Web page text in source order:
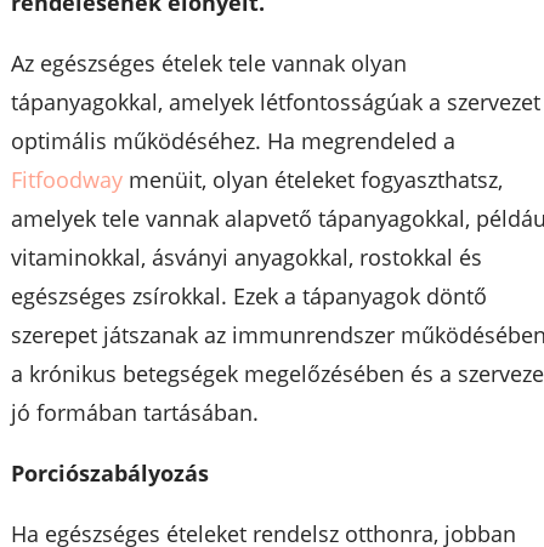
Az egészséges ételek tele vannak olyan
tápanyagokkal, amelyek létfontosságúak a szervezet
optimális működéséhez. Ha megrendeled a
Fitfoodway menüit, olyan ételeket fogyaszthatsz,
amelyek tele vannak alapvető tápanyagokkal,
vitaminokkal, ásványi anyagokkal, rostokkal és
egészséges zsírokkal. Ezek a tápanyagok döntő
szerepet játszanak az immunrendszer
a krónikus betegségek megelőzésében és a
jó formában tartásában.
Porciószabályozás
Ha egészséges ételeket rendelsz otthonra, jobban